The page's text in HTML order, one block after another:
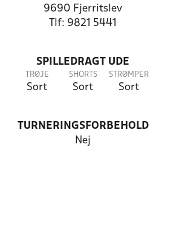
9690 Fjerritslev
Tlf: 9821 5441
SPILLEDRAGT UDE
TRØJE
Sort
SHORTS
Sort
STRØMPER
Sort
TURNERINGSFORBEHOLD
Nej